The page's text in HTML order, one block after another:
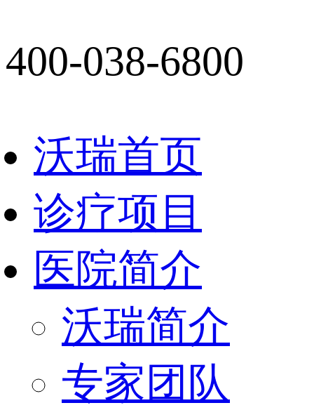
400-038-6800
沃瑞首页
诊疗项目
医院简介
沃瑞简介
专家团队